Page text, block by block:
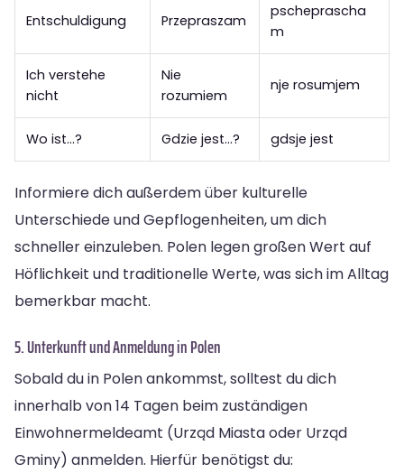
Entschuldigung Przepraszam
pscheprascha
m
Ich verstehe
nicht
Nie
rozumiem
nje rosumjem
Wo ist…? Gdzie jest…? gdsje jest
Informiere dich außerdem über kulturelle
Unterschiede und Gepflogenheiten, um dich
schneller einzuleben. Polen legen großen Wert auf
Höflichkeit und traditionelle Werte, was sich im Alltag
bemerkbar macht.
5. Unterkunft und Anmeldung in Polen
Sobald du in Polen ankommst, solltest du dich
innerhalb von 14 Tagen beim zuständigen
Einwohnermeldeamt (Urząd Miasta oder Urząd
Gminy) anmelden. Hierfür benötigst du: